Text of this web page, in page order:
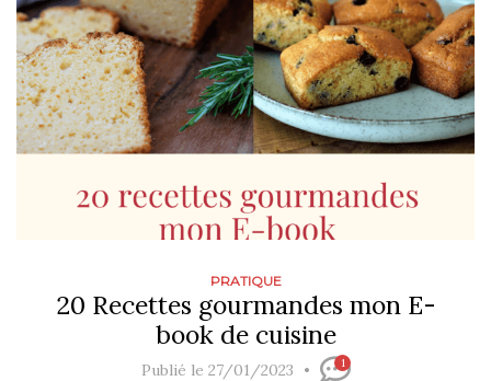
PRATIQUE
20 Recettes gourmandes mon E-
book de cuisine
Publié le 27/01/2023 1